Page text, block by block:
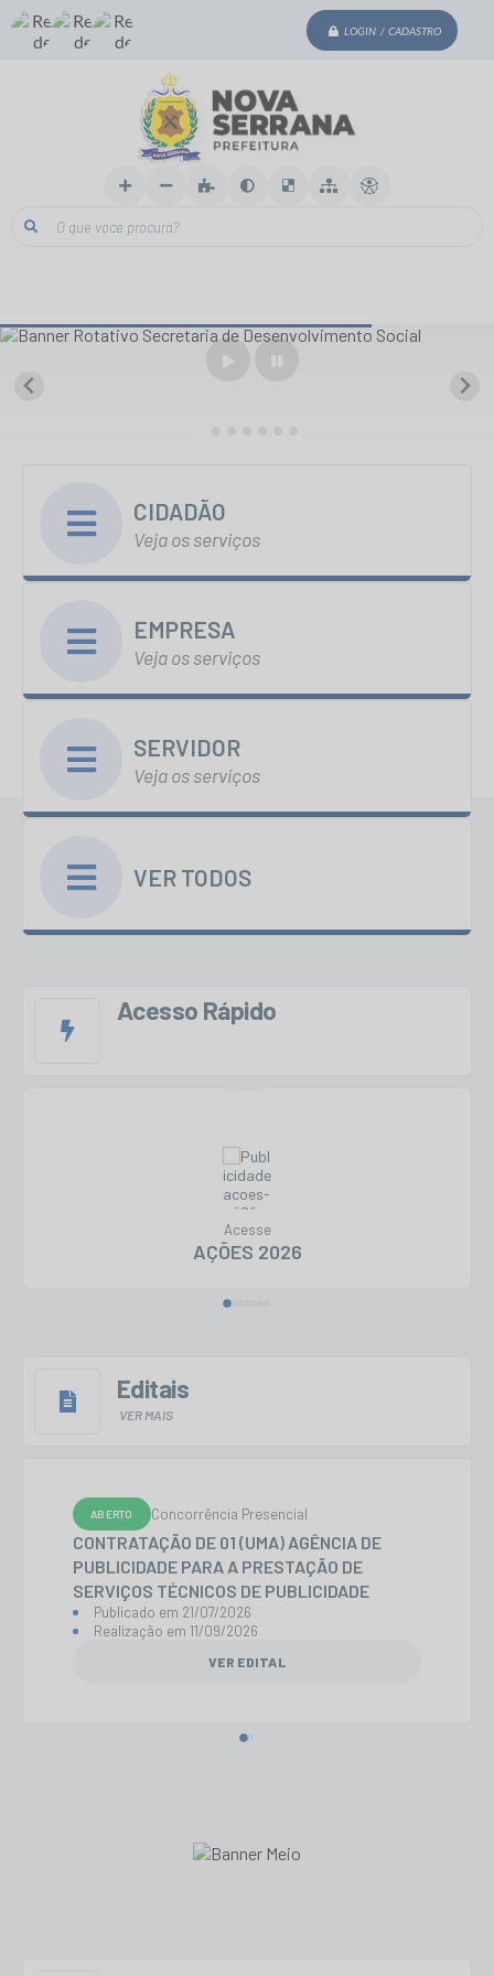
LOGIN / CADASTRO
O que voce procura?
CIDADÃO
Veja os serviços
EMPRESA
Veja os serviços
SERVIDOR
Veja os serviços
VER TODOS
Acesso Rápido
AÇÕES 2026
Acesse
Editais
VER MAIS
Concorrência Presencial
CONTRATAÇÃO DE 01 (UMA) AGÊNCIA DE
PUBLICIDADE PARA A PRESTAÇÃO DE
SERVIÇOS TÉCNICOS DE PUBLICIDADE
ABERTO
Publicado em 21/07/2026
Realização em 11/09/2026
VER EDITAL